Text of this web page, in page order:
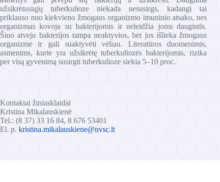
užsikrėtusiųjų tuberkulioze niekada nesusirgs, kadangi tai
priklauso nuo kiekvieno žmogaus organizmo imuninio atsako, nes
organizmas kovoja su bakterijomis ir neleidžia joms daugintis.
Šiuo atveju bakterijos tampa neaktyvios, bet jos išlieka žmogaus
organizme ir gali suaktyvėti vėliau. Literatūros duomenimis,
asmenims, kurie yra užsikrėtę tuberkuliozės bakterijomis, rizika
per visą gyvenimą susirgti tuberkulioze siekia 5–10 proc.
Kontaktai žiniasklaidai
Kristina Mikalauskienė
Tel.: (8 37) 33 16 84, 8 676 53401
El. p. kristina.mikalauskiene@nvsc.lt